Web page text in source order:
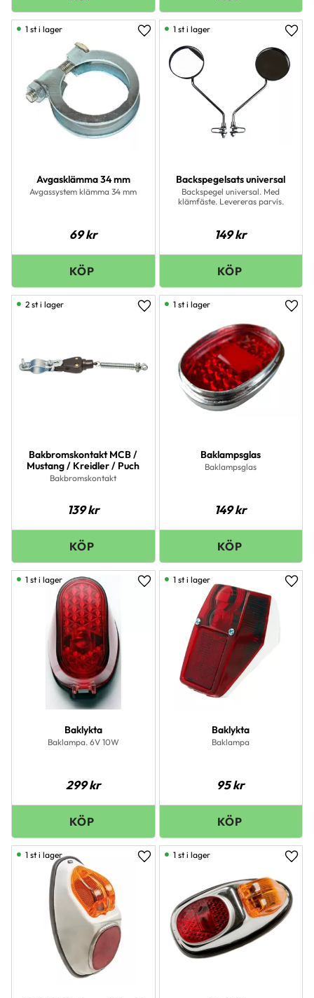
Avgasklämma 34 mm
Avgassystem klämma 34 mm
69kr
Lägg till i favoriter
1 st i lager
Backspegelsats universal
Backspegel universal. Med
klämfäste. Levereras parvis.
149kr
1 st i lager
Bakbromskontakt MCB /
Mustang / Kreidler / Puch
Bakbromskontakt
139kr
Lägg till i favoriter
2 st i lager
Baklampsglas
Baklampsglas
149kr
1 st i lager
Baklykta
Baklampa. 6V 10W
299kr
Lägg till i favoriter
1 st i lager
Baklykta
Baklampa
95kr
1 st i lager
Lägg till i favoriter
1 st i lager 1 st i lager